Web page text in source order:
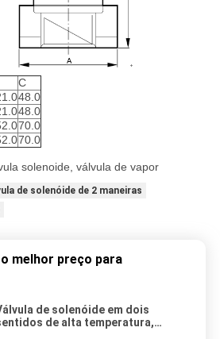
C
48.0
48.0
70.0
70.0
solenoide, válvula de vapor
de solenóide de 2 maneiras
melhor preço para
de solenóide em dois
de alta temperatura,